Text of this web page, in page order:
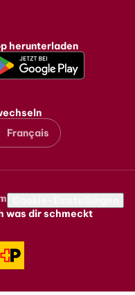
herunterladen
Français
was dir schmeckt